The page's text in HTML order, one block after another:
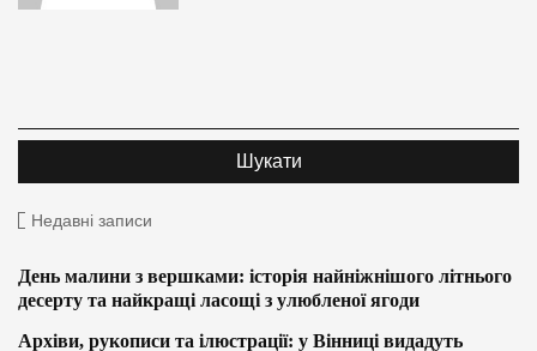
Недавні записи
День малини з вершками: історія найніжнішого літнього
десерту та найкращі ласощі з улюбленої ягоди
Архіви, рукописи та ілюстрації: у Вінниці видадуть